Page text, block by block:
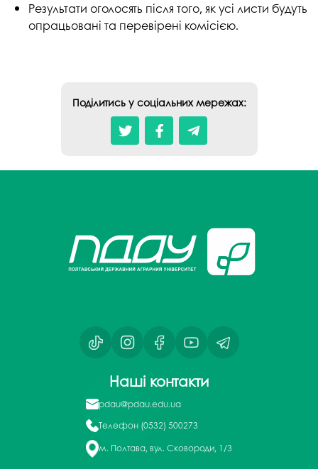
Результати оголосять після того, як усі листи будуть
опрацьовані та перевірені комісією.
Поділитись у соціальних мережах:
Наші контакти
pdau@pdau.edu.ua
Телефон (0532) 500273
м. Полтава, вул. Сковороди, 1/3